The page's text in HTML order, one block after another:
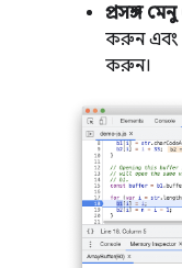
প্রসঙ্গ
করুন এবং
করুন।